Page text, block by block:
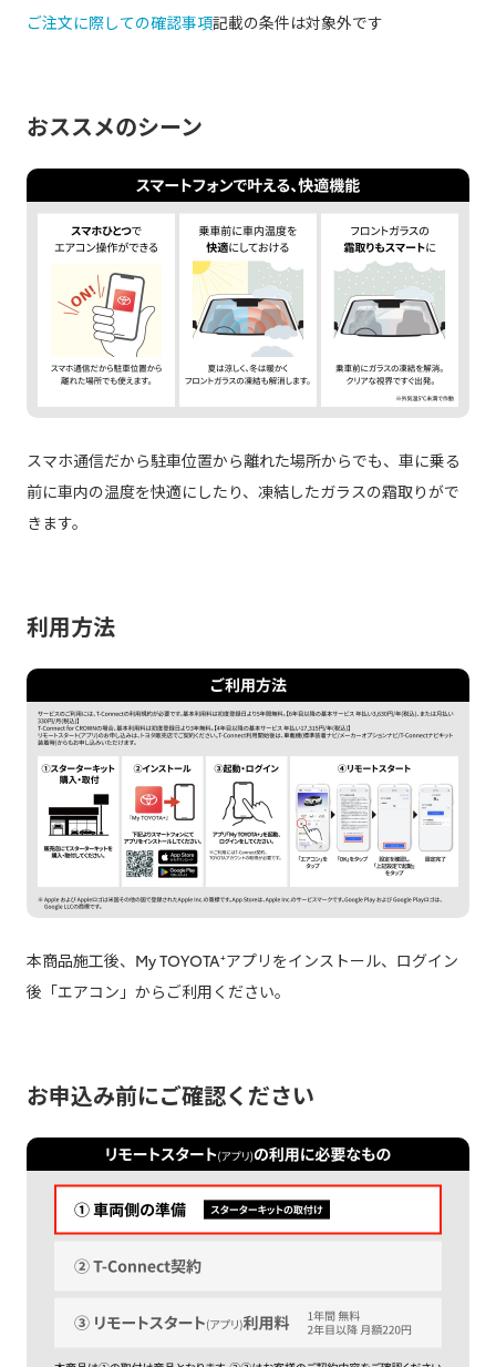
ご注文に際しての確認事項記載の条件は対象外です
おススメのシーン
スマホ通信だから駐車位置から離れた場所からでも、車に乗る
前に車内の温度を快適にしたり、凍結したガラスの霜取りがで
きます。
利用方法
本商品施工後、My TOYOTA⁺アプリをインストール、ログイン
後「エアコン」からご利用ください。
お申込み前にご確認ください